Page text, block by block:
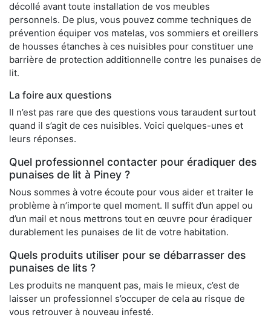
décollé avant toute installation de vos meubles
personnels. De plus, vous pouvez comme techniques de
prévention équiper vos matelas, vos sommiers et oreillers
de housses étanches à ces nuisibles pour constituer une
barrière de protection additionnelle contre les punaises de
lit.
La foire aux questions
Il n’est pas rare que des questions vous taraudent surtout
quand il s’agit de ces nuisibles. Voici quelques-unes et
leurs réponses.
Quel professionnel contacter pour éradiquer des
punaises de lit à Piney ?
Nous sommes à votre écoute pour vous aider et traiter le
problème à n’importe quel moment. Il suffit d’un appel ou
d’un mail et nous mettrons tout en œuvre pour éradiquer
durablement les punaises de lit de votre habitation.
Quels produits utiliser pour se débarrasser des
punaises de lits ?
Les produits ne manquent pas, mais le mieux, c’est de
laisser un professionnel s’occuper de cela au risque de
vous retrouver à nouveau infesté.